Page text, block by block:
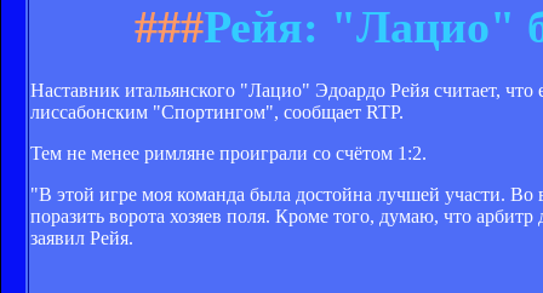
###Рейя: "Лацио"
Наставник итальянского "Лацио" Эдоардо Рейя считает,
лиссабонским "Спортингом", сообщает RTP.
Тем не менее римляне проиграли со счётом 1:2.
"В этой игре моя команда была достойна лучшей участи. Во
поразить ворота хозяев поля. Кроме того, думаю, что
заявил Рейя.